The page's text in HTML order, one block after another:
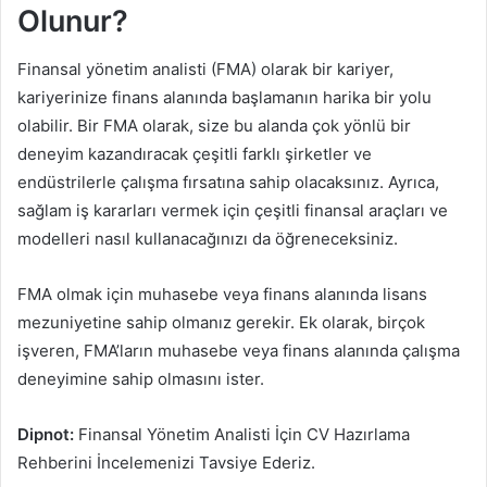
Olunur?
Finansal yönetim analisti (FMA) olarak bir kariyer,
kariyerinize finans alanında başlamanın harika bir yolu
olabilir. Bir FMA olarak, size bu alanda çok yönlü bir
deneyim kazandıracak çeşitli farklı şirketler ve
endüstrilerle çalışma fırsatına sahip olacaksınız. Ayrıca,
sağlam iş kararları vermek için çeşitli finansal araçları ve
modelleri nasıl kullanacağınızı da öğreneceksiniz.
FMA olmak için muhasebe veya finans alanında lisans
mezuniyetine sahip olmanız gerekir. Ek olarak, birçok
işveren, FMA’ların muhasebe veya finans alanında çalışma
deneyimine sahip olmasını ister.
Dipnot: Finansal Yönetim Analisti İçin CV Hazırlama
Rehberini İncelemenizi Tavsiye Ederiz.